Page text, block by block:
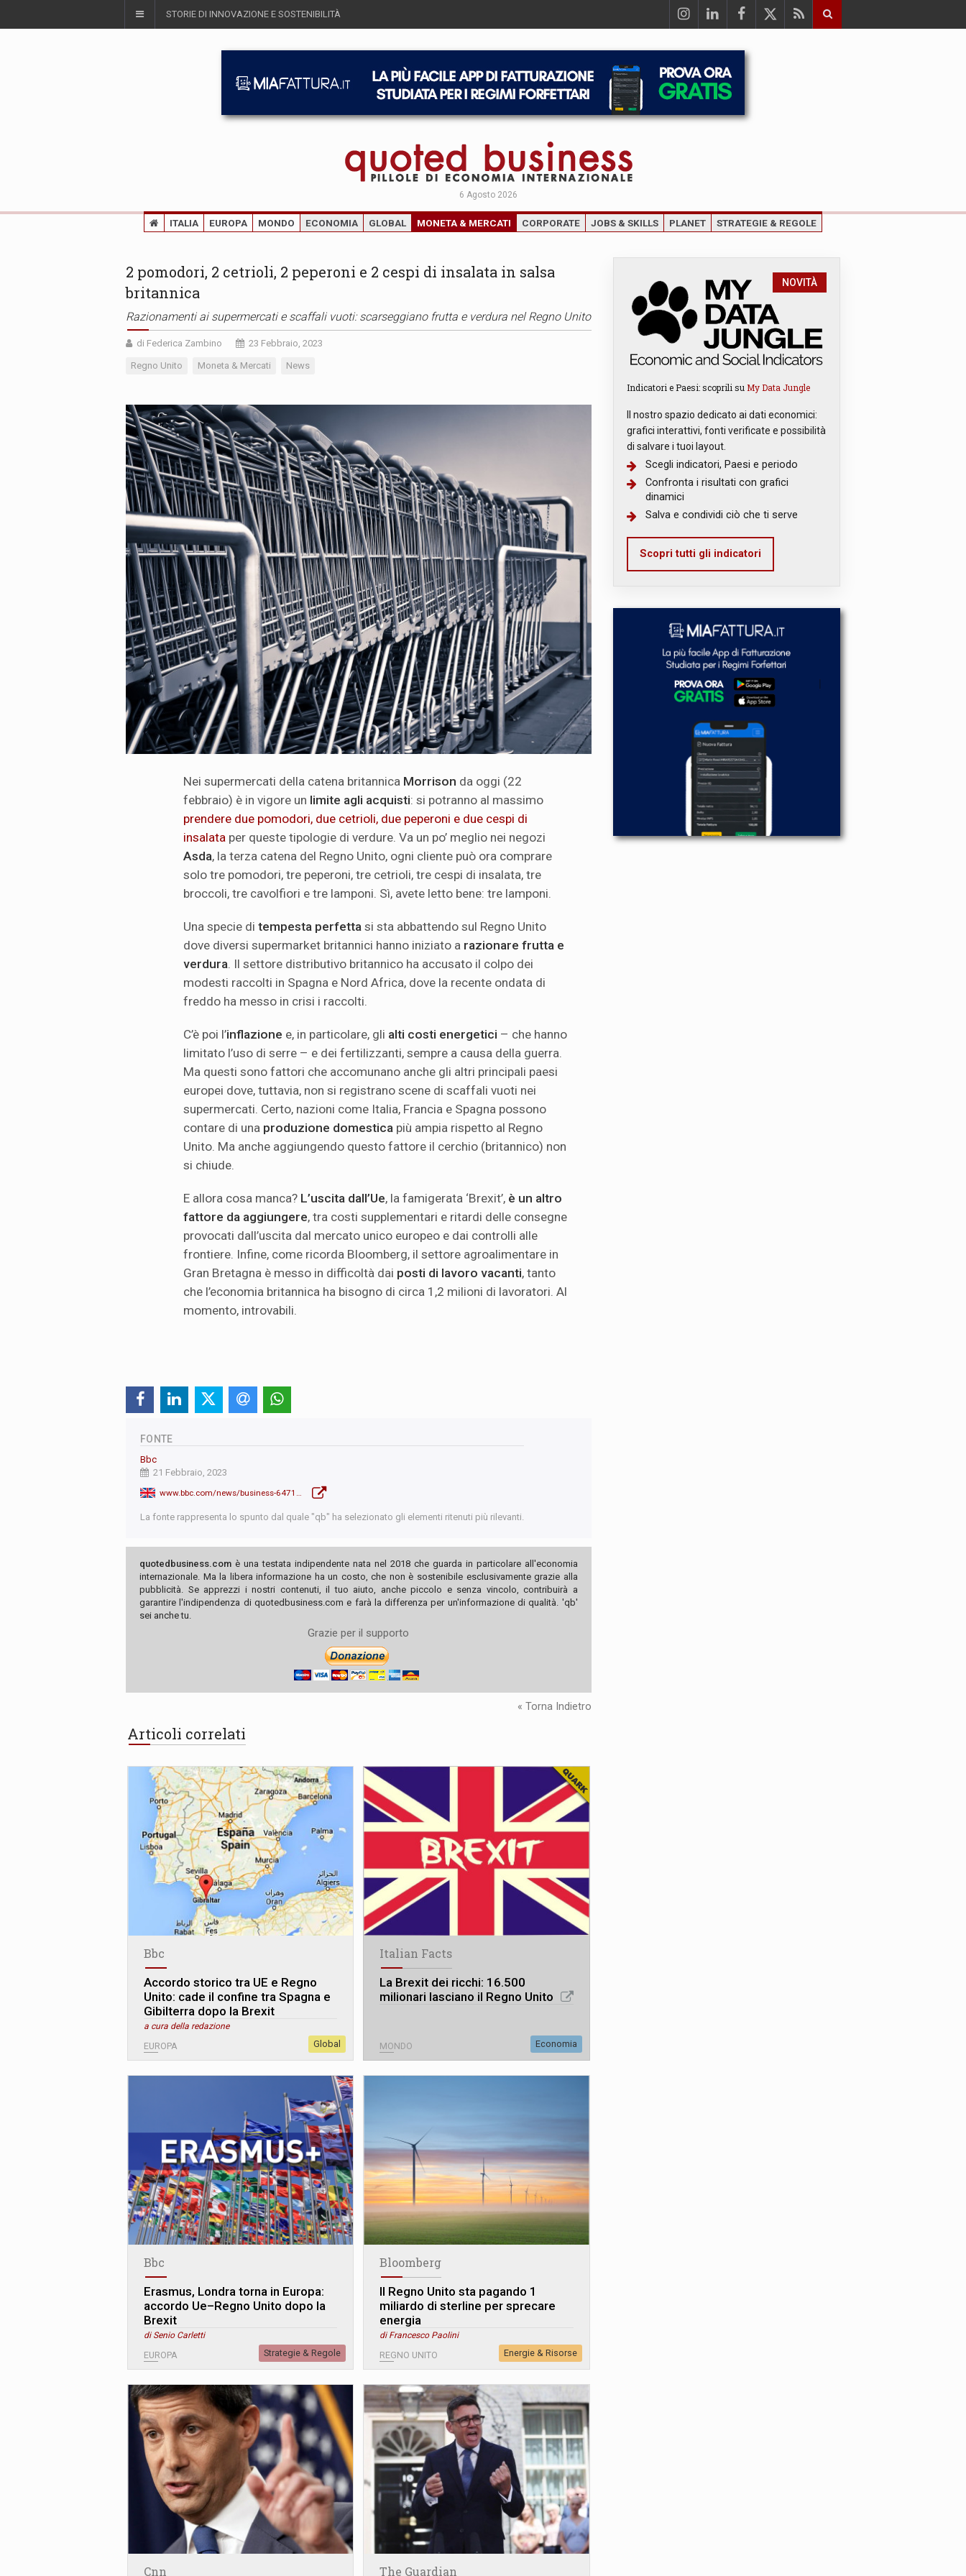
STORIE DI INNOVAZIONE E SOSTENIBILITÀ
6 Agosto 2026
ITALIA EUROPA MONDO ECONOMIA GLOBAL MONETA & MERCATI CORPORATE JOBS & SKILLS PLANET STRATEGIE & REGOLE
2 pomodori, 2 cetrioli, 2 peperoni e 2 cespi di insalata in salsa
britannica
Razionamenti ai supermercati e scaffali vuoti: scarseggiano frutta e verdura nel Regno Unito
di Federica Zambino 23 Febbraio, 2023
Regno Unito Moneta & Mercati News
Nei supermercati della catena britannica Morrison da oggi (22
febbraio) è in vigore un limite agli acquisti: si potranno al massimo
prendere due pomodori, due cetrioli, due peperoni e due cespi di
insalata per queste tipologie di verdure. Va un po’ meglio nei negozi
Asda, la terza catena del Regno Unito, ogni cliente può ora comprare
solo tre pomodori, tre peperoni, tre cetrioli, tre cespi di insalata, tre
broccoli, tre cavolfiori e tre lamponi. Sì, avete letto bene: tre lamponi.
Una specie di tempesta perfetta si sta abbattendo sul Regno Unito
dove diversi supermarket britannici hanno iniziato a razionare frutta e
verdura. Il settore distributivo britannico ha accusato il colpo dei
modesti raccolti in Spagna e Nord Africa, dove la recente ondata di
freddo ha messo in crisi i raccolti.
C’è poi l’inflazione e, in particolare, gli alti costi energetici – che hanno
limitato l’uso di serre – e dei fertilizzanti, sempre a causa della guerra.
Ma questi sono fattori che accomunano anche gli altri principali paesi
europei dove, tuttavia, non si registrano scene di scaffali vuoti nei
supermercati. Certo, nazioni come Italia, Francia e Spagna possono
contare di una produzione domestica più ampia rispetto al Regno
Unito. Ma anche aggiungendo questo fattore il cerchio (britannico) non
si chiude.
E allora cosa manca? L’uscita dall’Ue, la famigerata ‘Brexit’, è un altro
fattore da aggiungere, tra costi supplementari e ritardi delle consegne
provocati dall’uscita dal mercato unico europeo e dai controlli alle
frontiere. Infine, come ricorda Bloomberg, il settore agroalimentare in
Gran Bretagna è messo in difficoltà dai posti di lavoro vacanti, tanto
che l’economia britannica ha bisogno di circa 1,2 milioni di lavoratori. Al
momento, introvabili.
FONTE
Bbc
21 Febbraio, 2023
www.bbc.com/news/business-64718823
La fonte rappresenta lo spunto dal quale "qb" ha selezionato gli elementi ritenuti più rilevanti.
quotedbusiness.com è una testata indipendente nata nel 2018 che guarda in particolare all'economia
internazionale. Ma la libera informazione ha un costo, che non è sostenibile esclusivamente grazie alla
pubblicità. Se apprezzi i nostri contenuti, il tuo aiuto, anche piccolo e senza vincolo, contribuirà a
garantire l'indipendenza di quotedbusiness.com e farà la differenza per un'informazione di qualità. 'qb'
sei anche tu.
Grazie per il supporto
« Torna Indietro
Articoli correlati
Bbc
Accordo storico tra UE e Regno
Unito: cade il confine tra Spagna e
Gibilterra dopo la Brexit
a cura della redazione
EUROPA Global
Italian Facts
La Brexit dei ricchi: 16.500
milionari lasciano il Regno Unito
MONDO Economia
Bbc
Erasmus, Londra torna in Europa:
accordo Ue–Regno Unito dopo la
Brexit
di Senio Carletti
EUROPA Strategie & Regole
Bloomberg
Il Regno Unito sta pagando 1
miliardo di sterline per sprecare
energia
di Francesco Paolini
REGNO UNITO Energie & Risorse
Cnn The Guardian
NOVITÀ
Indicatori e Paesi: scoprili su My Data Jungle
Il nostro spazio dedicato ai dati economici:
grafici interattivi, fonti verificate e possibilità
di salvare i tuoi layout.
Scegli indicatori, Paesi e periodo
Confronta i risultati con grafici
dinamici
Salva e condividi ciò che ti serve
Scopri tutti gli indicatori